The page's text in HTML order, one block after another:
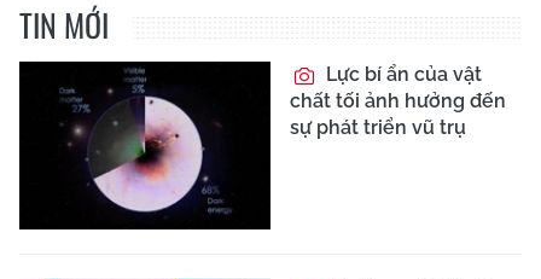
TIN MỚI
Lực bí ẩn của vật
chất tối ảnh hưởng đến
sự phát triển vũ trụ